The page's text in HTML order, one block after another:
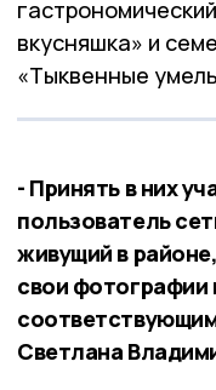
вкусняшка» и
«Тыквенные
- Принять в них
пользователь
живущий в
свои фотографии
Светлана